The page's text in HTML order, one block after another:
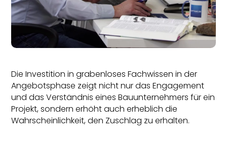
Die Investition in grabenloses Fachwissen in der
Angebotsphase zeigt nicht nur das Engagement
und das Verständnis eines Bauunternehmers für ein
Projekt, sondern erhöht auch erheblich die
Wahrscheinlichkeit, den Zuschlag zu erhalten.